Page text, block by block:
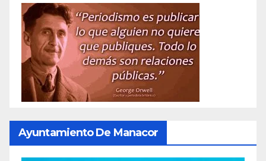
Ayuntamiento De Manacor